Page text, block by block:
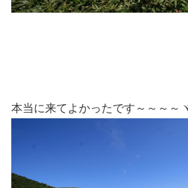
本当に来てよかったです～～～～